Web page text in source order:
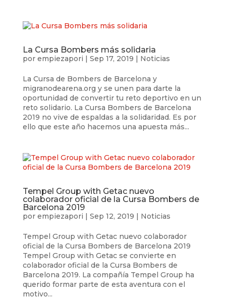
La Cursa Bombers más solidaria
por empiezapori | Sep 17, 2019 | Noticias
La Cursa de Bombers de Barcelona y
migranodearena.org y se unen para darte la
oportunidad de convertir tu reto deportivo en un
reto solidario. La Cursa Bombers de Barcelona
2019 no vive de espaldas a la solidaridad. Es por
ello que este año hacemos una apuesta más...
Tempel Group with Getac nuevo
colaborador oficial de la Cursa Bombers de
Barcelona 2019
por empiezapori | Sep 12, 2019 | Noticias
Tempel Group with Getac nuevo colaborador
oficial de la Cursa Bombers de Barcelona 2019
Tempel Group with Getac se convierte en
colaborador oficial de la Cursa Bombers de
Barcelona 2019. La compañía Tempel Group ha
querido formar parte de esta aventura con el
motivo...